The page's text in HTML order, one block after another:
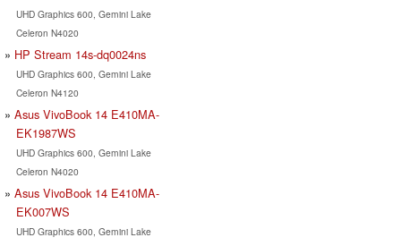
UHD Graphics 600, Gemini Lake
Celeron N4020
HP Stream 14s-dq0024ns
UHD Graphics 600, Gemini Lake
Celeron N4120
Asus VivoBook 14 E410MA-
EK1987WS
UHD Graphics 600, Gemini Lake
Celeron N4020
Asus VivoBook 14 E410MA-
EK007WS
UHD Graphics 600, Gemini Lake